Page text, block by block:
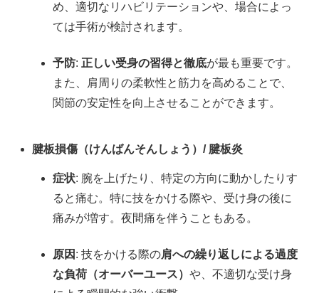
め、適切なリハビリテーションや、場合によっ
ては手術が検討されます。
予防: 正しい受身の習得と徹底が最も重要です。
また、肩周りの柔軟性と筋力を高めることで、
関節の安定性を向上させることができます。
腱板損傷（けんばんそんしょう）/ 腱板炎
症状: 腕を上げたり、特定の方向に動かしたりす
ると痛む。特に技をかける際や、受け身の後に
痛みが増す。夜間痛を伴うこともある。
原因 : 技をかける際の肩への繰り返しによる過度
な負荷（オーバーユース）や、不適切な受け身